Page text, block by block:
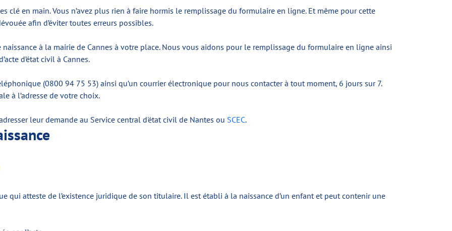
clé en main. Vous n’avez plus rien à faire hormis le remplissage du formulaire en ligne. Et même pour cette
afin d’éviter toutes erreurs possibles.
naissance à la mairie de Cannes à votre place. Nous vous aidons pour le remplissage du formulaire en ligne ainsi
d’état civil à Cannes.
(0800 94 75 53) ainsi qu’un courrier électronique pour nous contacter à tout moment, 6 jours sur 7.
à l’adresse de votre choix.
leur demande au Service central d'état civil de Nantes ou SCEC.
qui atteste de l’existence juridique de son titulaire. Il est établi à la naissance d’un enfant et peut contenir une